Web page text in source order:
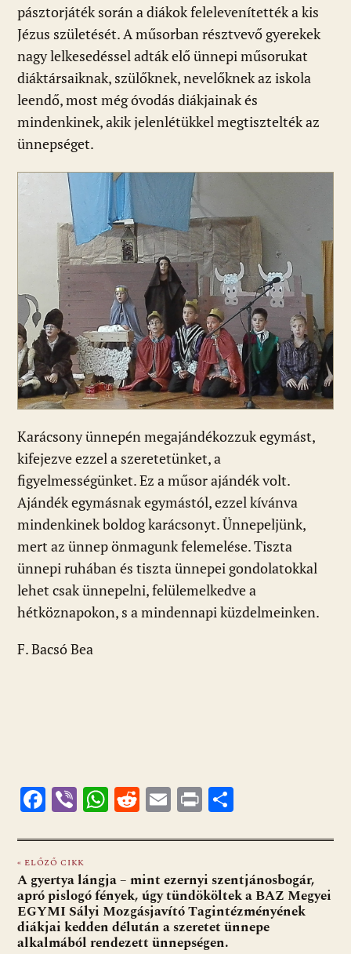
pásztorjáték során a diákok felelevenítették a kis
Jézus születését. A műsorban résztvevő gyerekek
nagy lelkesedéssel adták elő ünnepi műsorukat
diáktársaiknak, szülőknek, nevelőknek az iskola
leendő, most még óvodás diákjainak és
mindenkinek, akik jelenlétükkel megtisztelték az
ünnepséget.
Karácsony ünnepén megajándékozzuk egymást,
kifejezve ezzel a szeretetünket, a
figyelmességünket. Ez a műsor ajándék volt.
Ajándék egymásnak egymástól, ezzel kívánva
mindenkinek boldog karácsonyt. Ünnepeljünk,
mert az ünnep önmagunk felemelése. Tiszta
ünnepi ruhában és tiszta ünnepei gondolatokkal
lehet csak ünnepelni, felülemelkedve a
hétköznapokon, s a mindennapi küzdelmeinken.
F. Bacsó Bea
F
e
b
o
o
Vi
er
W
at
s
A
p
R
d
di
t
E
ai
l
Pr
t za
m
e
g
« ELŐZŐ CIKK
A gyertya lángja – mint ezernyi szentjánosbogár,
apró pislogó fények, úgy tündököltek a BAZ Megyei
EGYMI Sályi Mozgásjavító Tagintézményének
diákjai kedden délután a szeretet ünnepe
alkalmából rendezett ünnepségen.